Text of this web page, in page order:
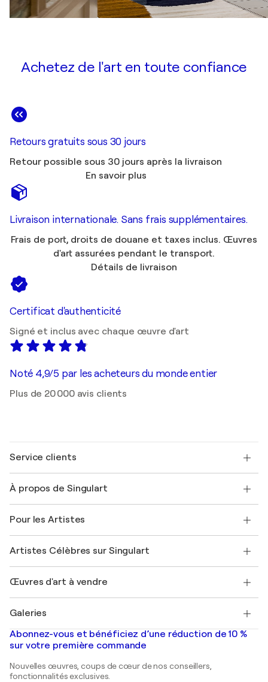
Achetez de l'art en toute confiance
Retours gratuits sous 30 jours
Retour possible sous 30 jours après la livraison
En savoir plus
Livraison internationale. Sans frais supplémentaires.
Frais de port, droits de douane et taxes inclus. Œuvres
d'art assurées pendant le transport.
Détails de livraison
Certificat d'authenticité
Signé et inclus avec chaque œuvre d'art
Noté 4,9/5 par les acheteurs du monde entier
Plus de 20 000 avis clients
Service clients
Expédition
Offrir une carte cadeau
Rejoignez notre programme commercial
Mon compte
+33 1 76 44 06 42
À propos de Singulart
FAQ
Magazine Singulart
Emplois
Découvrez une sélection d'art original
Pour les Artistes
Se connecter en tant qu'Artiste
Artistes Célèbres sur Singulart
Marc Chagall
Banksy
Mr. Brainwash
Shepard Fairey
Œuvres d'art à vendre
Tableaux abstraits à vendre
Peintures de paysage
Estampes
Peintures acryliques
Galeries
Galeries d'art en France
Galeries d'art en Belgique
Abonnez-vous et bénéficiez d’une réduction de 10 %
sur votre première commande
Nouvelles œuvres, coups de cœur de nos conseillers,
fonctionnalités exclusives.